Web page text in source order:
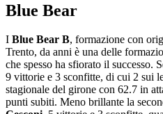
Blue Bear
I Blue Bear B, formazione con
Trento, da anni è una delle
che spesso ha sfiorato il successo.
9 vittorie e 3 sconfitte, di cui 2 sui
stagionale del girone con 62.7 in
punti subiti. Meno brillante la